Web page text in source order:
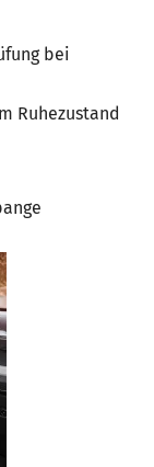
bei
Ruhezustand